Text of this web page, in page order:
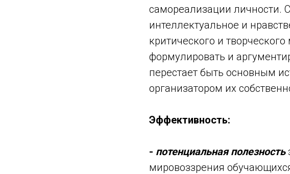
самореализации личности.
интеллектуальное и
критического и
формулировать и
перестает быть основным
организатором их
Эффективность:
- потенциальная полезность
мировоззрения